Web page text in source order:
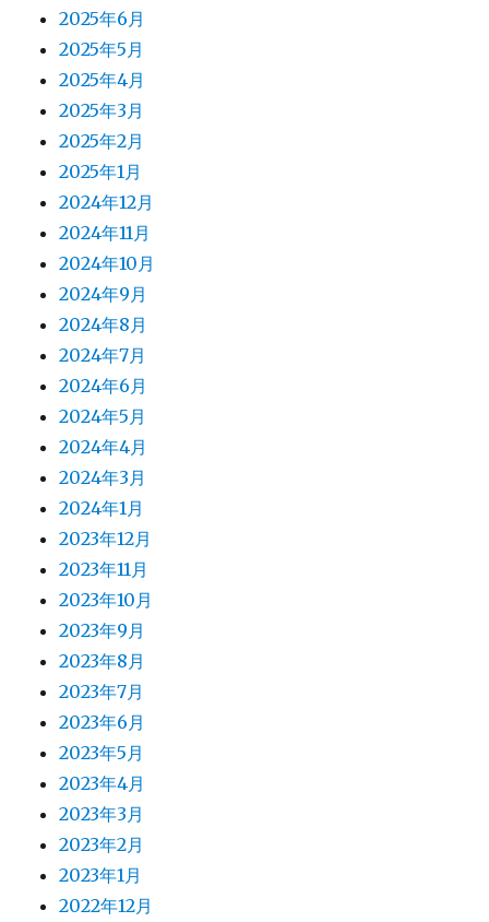
2025年6月
2025年5月
2025年4月
2025年3月
2025年2月
2025年1月
2024年12月
2024年11月
2024年10月
2024年9月
2024年8月
2024年7月
2024年6月
2024年5月
2024年4月
2024年3月
2024年1月
2023年12月
2023年11月
2023年10月
2023年9月
2023年8月
2023年7月
2023年6月
2023年5月
2023年4月
2023年3月
2023年2月
2023年1月
2022年12月